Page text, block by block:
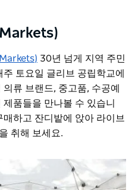
30년 넘게 지역 주민
토요일 글리브 공립학교에
류 브랜드, 중고품, 수공예
품들을 만나볼 수 있습니
하고 잔디밭에 앉아 라이브
취해 보세요.